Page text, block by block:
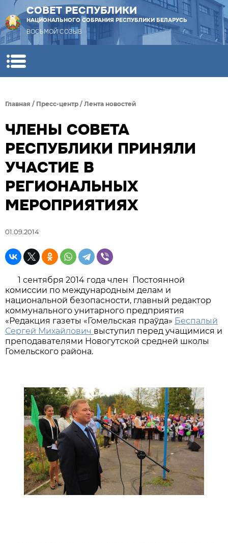
СОВЕТ РЕСПУБЛИКИ
НАЦИОНАЛЬНОГО СОБРАНИЯ РЕСПУБЛИКИ БЕЛАРУСЬ
ВОСЬМОЙ СОЗЫВ
Главная / Пресс-центр / Лента новостей
ЧЛЕНЫ СОВЕТА
РЕСПУБЛИКИ ПРИНЯЛИ
УЧАСТИЕ В
РЕГИОНАЛЬНЫХ
МЕРОПРИЯТИЯХ
01.09.2014
1 сентября 2014 года член Постоянной
комиссии по международным делам и
национальной безопасности, главный редактор
коммунального унитарного предприятия
«Редакция газеты «Гомельская праўда» Беспалый
Сергей Михайлович выступил перед учащимися и
преподавателями Новогутской средней школы
Гомельского района.